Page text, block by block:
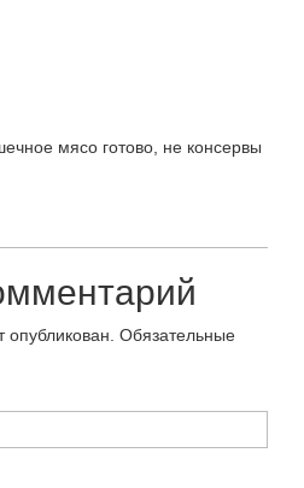
мясо готово, не консервы
опубликован. Обязательные